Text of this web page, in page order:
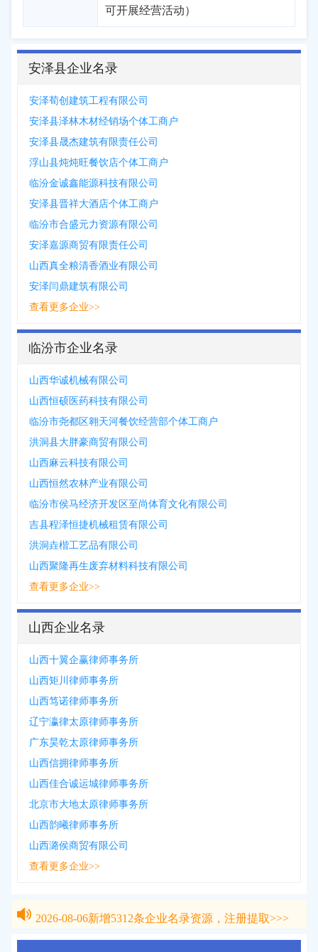
可开展经营活动）
安泽县企业名录
安泽荀创建筑工程有限公司
安泽县泽林木材经销场个体工商户
安泽县晟杰建筑有限责任公司
浮山县炖炖旺餐饮店个体工商户
临汾金诚鑫能源科技有限公司
安泽县晋祥大酒店个体工商户
临汾市合盛元力资源有限公司
安泽嘉源商贸有限责任公司
山西真全粮清香酒业有限公司
安泽闫鼎建筑有限公司
查看更多企业>>
临汾市企业名录
山西华诚机械有限公司
山西恒硕医药科技有限公司
临汾市尧都区翱天河餐饮经营部个体工商户
洪洞县大胖豪商贸有限公司
山西麻云科技有限公司
山西恒然农林产业有限公司
临汾市侯马经济开发区至尚体育文化有限公司
吉县程泽恒捷机械租赁有限公司
洪洞垚楷工艺品有限公司
山西聚隆再生废弃材料科技有限公司
查看更多企业>>
山西企业名录
山西十翼企赢律师事务所
山西矩川律师事务所
山西笃诺律师事务所
辽宁瀛律太原律师事务所
广东昊乾太原律师事务所
山西信拥律师事务所
山西佳合诚运城律师事务所
北京市大地太原律师事务所
山西韵曦律师事务所
山西潞侯商贸有限公司
查看更多企业>>
新增 条企业名录资源，注册提取>>>
2026-08-06新增5312条企业名录资源，注册提取>>>